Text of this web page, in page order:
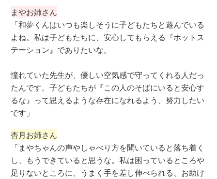
まやお姉さん
「和夢くんはいつも楽しそうに子どもたちと遊んでいる
よね。私は子どもたちに、安心してもらえる『ホットス
テーション』でありたいな。
憧れていた先生が、優しい空気感で守ってくれる人だっ
たんです。子どもたちが『この人のそばにいると安心す
るな』って思えるような存在になれるよう、努力したい
です」
杏月お姉さん
「まやちゃんの声やしゃべり方を聞いていると落ち着く
し、もうできていると思うな。私は困っているところや
足りないところに、うまく手を差し伸べられる、お助け